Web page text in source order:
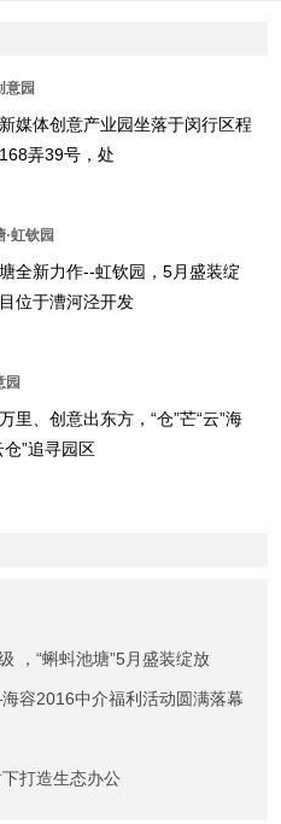
意园
媒体创意产业园坐落于闵行区程
弄39号，处
虹钦园
全新力作--虹钦园，5月盛装绽
位于漕河泾开发
园
里、创意出东方，“仓”芒“云”海
仓”追寻园区
，“蝌蚪池塘”5月盛装绽放
容2016中介福利活动圆满落幕
打造生态办公